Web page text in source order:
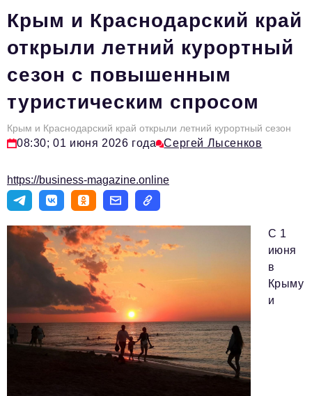
Тема номера
HR
Персона номера
Инфраструктура развития
Технологии и тренды
Импортозамещение
Мероприятия
Авторские материалы
Телефон редакции: +7 495 727-01-67
Электронные почты редакции:
Информационный отдел
info@business-magazine.online
Крым и Краснодарский край
открыли летний курортный
сезон с повышенным
туристическим спросом
Крым и Краснодарский край открыли летний курортный сезон
08:30; 01 июня 2026 года Сергей Лысенков
https://business-magazine.online
С 1
июня
в
Крыму
и